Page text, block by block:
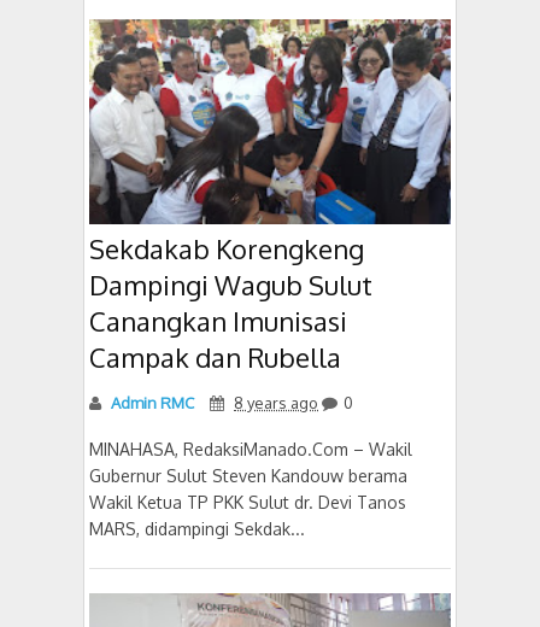
Sekdakab Korengkeng
Dampingi Wagub Sulut
Canangkan Imunisasi
Campak dan Rubella
Admin RMC 8 years ago 0
MINAHASA, RedaksiManado.Com – Wakil
Gubernur Sulut Steven Kandouw berama
Wakil Ketua TP PKK Sulut dr. Devi Tanos
MARS, didampingi Sekdak...